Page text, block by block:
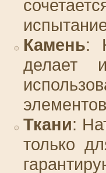
Камень:
делает
Ткани:
только